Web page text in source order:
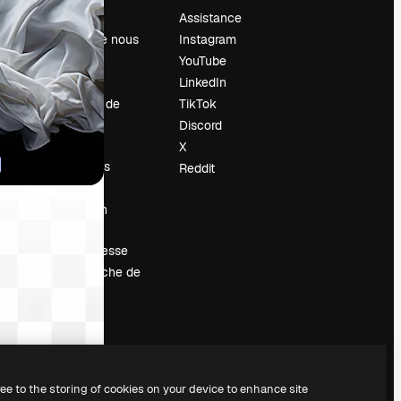
Prix
À propos de nous
Avis
Carrières
Tendances de
recherche
Blog
Événements
Slidesgo
Vendre mon
Salle de presse
À la recherche de
Assistance
Instagram
YouTube
LinkedIn
TikTok
Discord
X
Reddit
to the storing of cookies on your device to enhance site